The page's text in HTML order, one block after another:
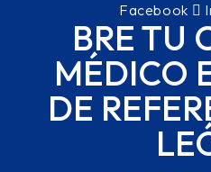
Facebook
BRE TU
MÉDICO
DE